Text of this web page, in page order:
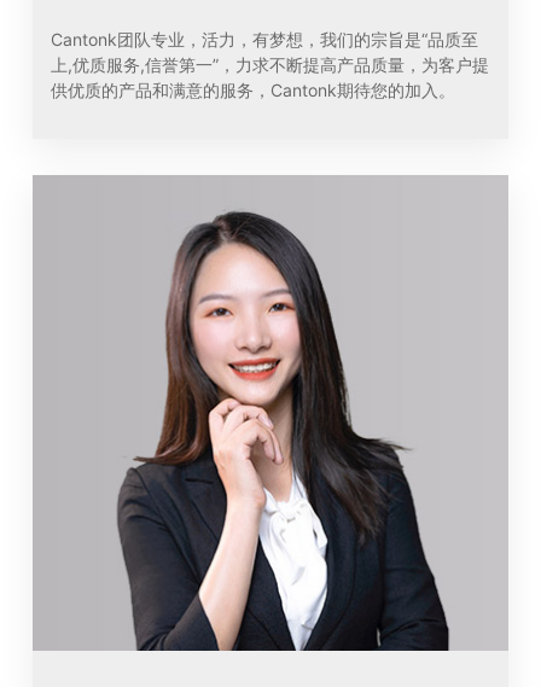
Cantonk团队专业，活力，有梦想，我们的宗旨是“品质至
上,优质服务,信誉第一”，力求不断提高产品质量，为客户提
供优质的产品和满意的服务，Cantonk期待您的加入。